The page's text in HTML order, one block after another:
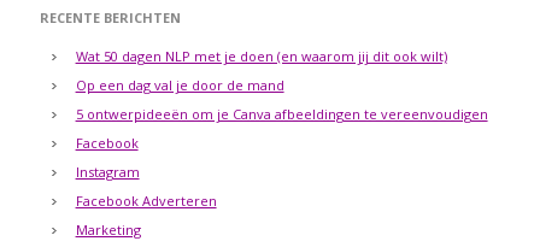
RECENTE BERICHTEN
Wat 50 dagen NLP met je doen (en waarom jij dit ook wilt)
Op een dag val je door de mand
5 ontwerpideeën om je Canva afbeeldingen te vereenvoudigen
Facebook
Instagram
Facebook Adverteren
Marketing